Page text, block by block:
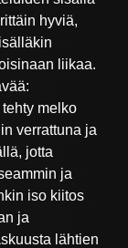
hyviä,
liikaa.
melko
verrattuna ja
jotta
ja
iso kiitos
ja
lähtien